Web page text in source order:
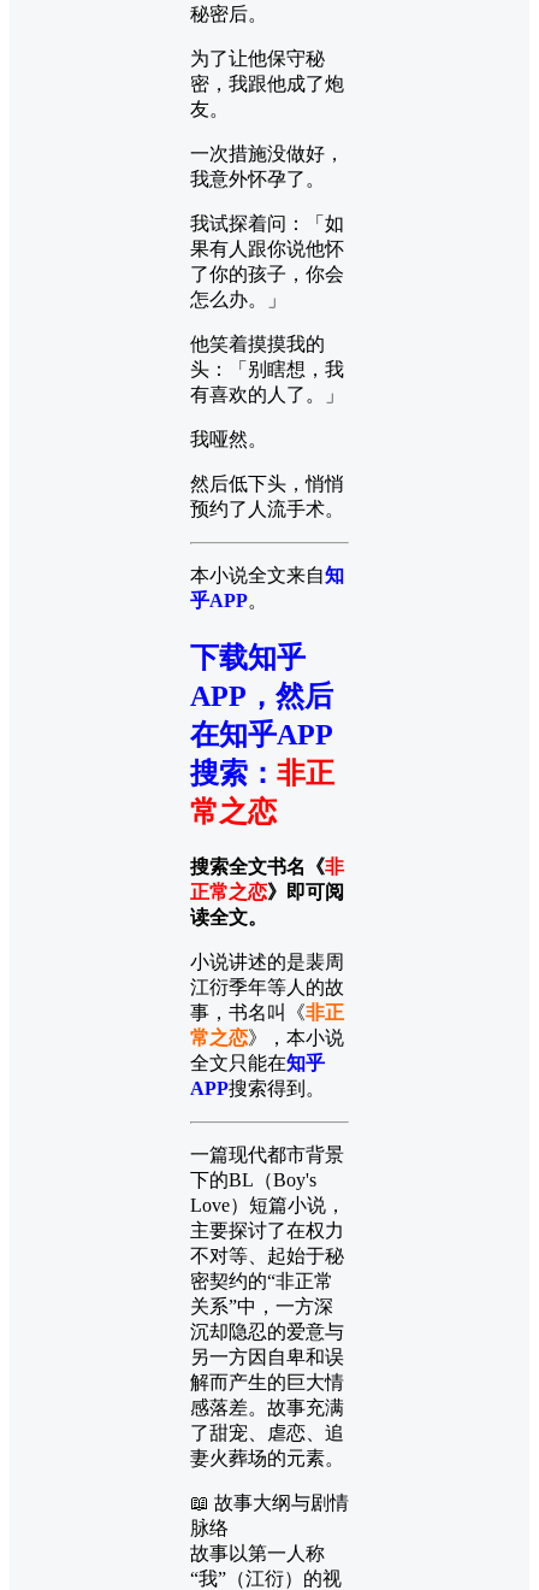
秘密后。
为了让他保守秘
密，我跟他成了炮
友。
一次措施没做好，
我意外怀孕了。
我试探着问：「如
果有人跟你说他怀
了你的孩子，你会
怎么办。」
他笑着摸摸我的
头：「别瞎想，我
有喜欢的人了。」
我哑然。
然后低下头，悄悄
预约了人流手术。
本小说全文来自知
乎APP。
下载知乎
APP，然后
在知乎APP
搜索 ： 非正
常之恋
搜索全文书名《非
正常之恋》即可阅
读全文。
小说讲述的是裴周
江衍季年等人的故
事，书名叫《非正
常之恋》，本小说
全文只能在知乎
APP搜索得到。
一篇现代都市背景
下的BL（Boy's
Love）短篇小说，
主要探讨了在权力
不对等、起始于秘
密契约的“非正常
关系”中，一方深
沉却隐忍的爱意与
另一方因自卑和误
解而产生的巨大情
感落差。故事充满
了甜宠、虐恋、追
妻火葬场的元素。
📖 故事大纲与剧情
脉络
故事以第一人称
“我”（江衍）的视